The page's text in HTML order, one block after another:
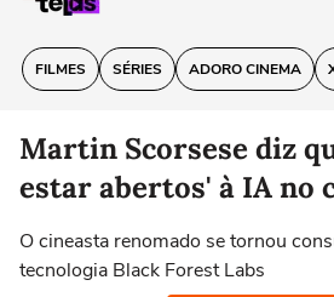
FILMES SÉRIES ADORO CINEMA
Martin Scorsese diz
estar abertos' à IA no
O cineasta renomado se tornou
tecnologia Black Forest Labs